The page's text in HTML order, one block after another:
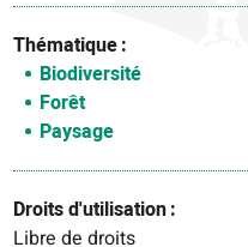
Thématique
Biodiversité
Forêt
Paysage
Droits d'utilisation
Libre de droits